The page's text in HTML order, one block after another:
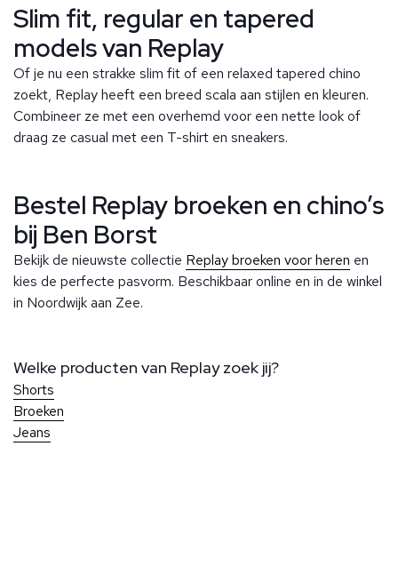
Slim fit, regular en tapered
models van Replay
Of je nu een strakke slim fit of een relaxed tapered chino
zoekt, Replay heeft een breed scala aan stijlen en kleuren.
Combineer ze met een overhemd voor een nette look of
draag ze casual met een T-shirt en sneakers.
Bestel Replay broeken en chino’s
bij Ben Borst
Bekijk de nieuwste collectie Replay broeken voor heren en
kies de perfecte pasvorm. Beschikbaar online en in de winkel
in Noordwijk aan Zee.
Welke producten van Replay zoek jij?
Shorts
Broeken
Jeans